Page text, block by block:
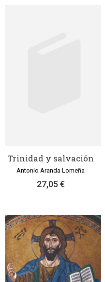
Trinidad y salvación
Antonio Aranda Lomeña
27,05 €